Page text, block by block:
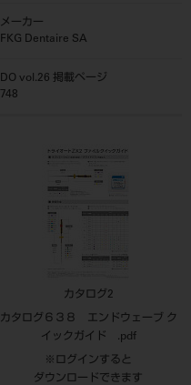
メーカー
FKG Dentaire SA
DO vol.26 掲載ページ
748
カタログ2
カタログ６３８ エンドウェーブ ク
イックガイド .pdf
※ログインすると
ダウンロードできます